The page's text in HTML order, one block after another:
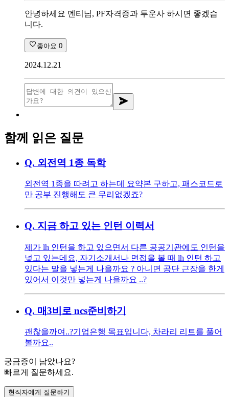
안녕하세요 멘티님, PF자격증과 투운사 하시면 좋겠습
니다.
좋아요 0
2024.12.21
함께 읽은 질문
Q. 외전역 1종 독학
외전역 1종을 따려고 하는데 요약본 구하고, 패스코드로
만 공부 진행해도 큰 무리없겠죠?
Q. 지금 하고 있는 인턴 이력서
제가 lh 인턴을 하고 있으면서 다른 공공기관에도 인턴을
넣고 있는데요, 자기소개서나 면접을 볼 때 lh 인턴 하고
있다는 말을 넣는게 나을까요 ? 아니면 공단 근장을 한게
있어서 이것만 넣는게 나을까요 ..?
Q. 매3비로 ncs준비하기
괜찮을까여..?기업은행 목표입니다, 차라리 리트를 풀어
볼까요..
궁금증이 남았나요?
빠르게 질문하세요.
현직자에게 질문하기